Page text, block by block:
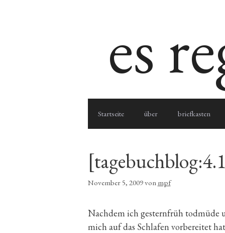
es
Startseite über briefkasten
November 5, 2009von mpf
Nachdem ich gesternfrüh todmüde
mich auf das Schlafen vorbereitet